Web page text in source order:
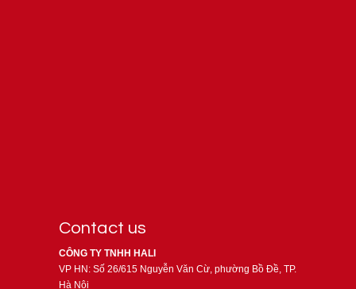
Contact us
CÔNG TY TNHH HALI
VP HN: Số 26/615 Nguyễn Văn Cừ, phường Bồ Đề, TP.
Hà Nội